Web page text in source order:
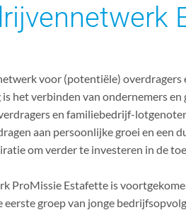
voor (potentiële)
het verbinden van ondernemers
en familiebedrijf-
aan persoonlijke groei en een
om verder te investeren in de
ProMissie Estafette is
eerste groep van jonge